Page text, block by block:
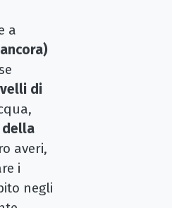
a
di
della
averi,
i
negli